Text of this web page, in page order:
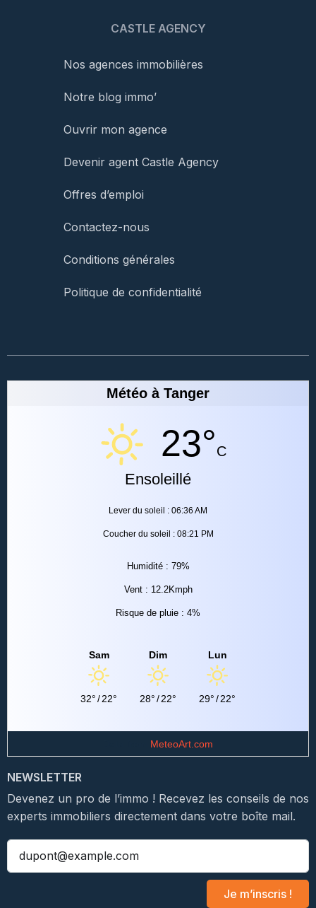
CASTLE AGENCY
Nos agences immobilières
Notre blog immo’
Ouvrir mon agence
Devenir agent Castle Agency
Offres d’emploi
Contactez-nous
Conditions générales
Politique de confidentialité
Météo à Tanger
23°C
Ensoleillé
Lever du soleil : 06:36 AM
Coucher du soleil : 08:21 PM
Humidité : 79%
Vent : 12.2Kmph
Risque de pluie : 4%
Sam
32°/22°
Dim
28°/22°
Lun
29°/22°
MeteoArt.com
NEWSLETTER
Devenez un pro de l’immo ! Recevez les conseils de nos
experts immobiliers directement dans votre boîte mail.
Je m’inscris !